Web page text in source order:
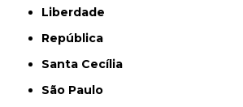
Liberdade
República
Santa Cecília
São Paulo